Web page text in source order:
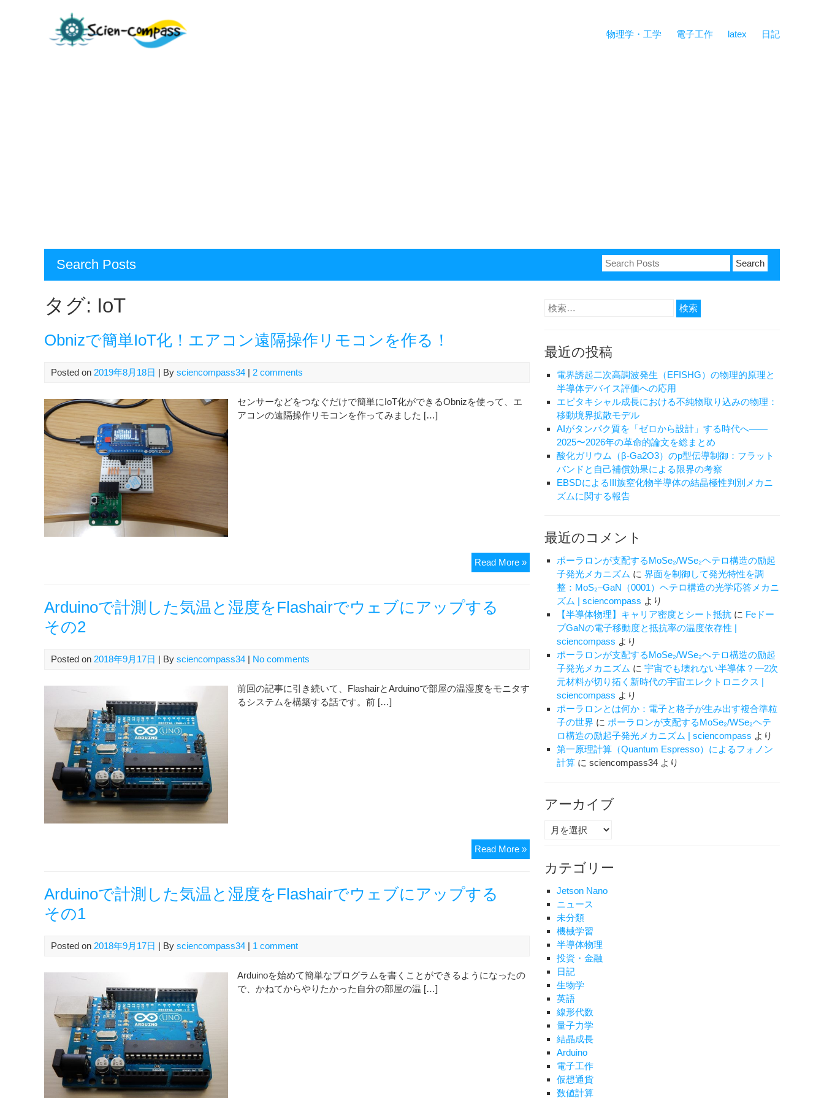
物理学・工学 電子工作 latex 日記
Search Posts
Search
for:
タグ: IoT
Obnizで簡単IoT化！エアコン遠隔操作リモコンを作る！
Posted on 2019年8月18日 | By sciencompass34 | 2 comments
センサーなどをつなぐだけで簡単にIoT化ができるObnizを使って、エ
アコンの遠隔操作リモコンを作ってみました […]
Read More »Obniz
で
Arduinoで計測した気温と湿度をFlashairでウェブにアップする
その2
Posted on 2018年9月17日 | By sciencompass34 | No comments
前回の記事に引き続いて、FlashairとArduinoで部屋の温湿度をモニタす
るシステムを構築する話です。前 […]
Read More »Arduino
で
Flashair
Arduinoで計測した気温と湿度をFlashairでウェブにアップする
その1
Posted on 2018年9月17日 | By sciencompass34 | 1 comment
Arduinoを始めて簡単なプログラムを書くことができるようになったの
で、かねてからやりたかった自分の部屋の温 […]
検
最近の投稿
電界誘起二次高調波発生（EFISHG）の物理的原理と
半導体デバイス評価への応用
エピタキシャル成長における不純物取り込みの物理：
移動境界拡散モデル
AIがタンパク質を「ゼロから設計」する時代へ——
2025〜2026年の革命的論文を総まとめ
酸化ガリウム（β-Ga2O3）のp型伝導制御：フラット
バンドと自己補償効果による限界の考察
EBSDによるIII族窒化物半導体の結晶極性判別メカニ
ズムに関する報告
最近のコメント
ポーラロンが支配するMoSe₂/WSe₂ヘテロ構造の励起
子発光メカニズム に 界面を制御して発光特性を調
整：MoS₂–GaN（0001）ヘテロ構造の光学応答メカニ
ズム | sciencompass より
【半導体物理】キャリア密度とシート抵抗 に Feドー
プGaNの電子移動度と抵抗率の温度依存性 |
sciencompass より
ポーラロンが支配するMoSe₂/WSe₂ヘテロ構造の励起
子発光メカニズム に 宇宙でも壊れない半導体？―2次
元材料が切り拓く新時代の宇宙エレクトロニクス |
sciencompass より
ポーラロンとは何か：電子と格子が生み出す複合準粒
子の世界 に ポーラロンが支配するMoSe₂/WSe₂ヘテ
ロ構造の励起子発光メカニズム | sciencompass より
第一原理計算（Quantum Espresso）によるフォノン
計算 に sciencompass34 より
アーカイブ
ア
イ
カテゴリー
Jetson Nano
ニュース
未分類
機械学習
半導体物理
投資・金融
日記
生物学
英語
線形代数
量子力学
結晶成長
Arduino
電子工作
仮想通貨
数値計算